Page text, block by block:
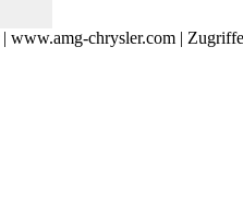
www.amg-chrysler.com |